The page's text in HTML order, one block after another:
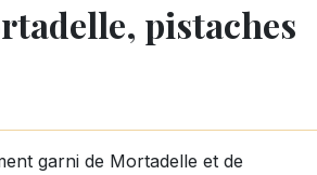
pistaches
garni de Mortadelle et de